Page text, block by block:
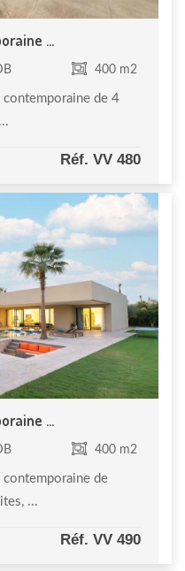
...
400 m2
de 4
Réf. VV 480
...
400 m2
de
...
Réf. VV 490